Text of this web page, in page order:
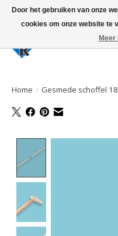
Large selection of products and
Home / Gesmede schoffel
Door het gebruiken van onze
cookies om onze website te